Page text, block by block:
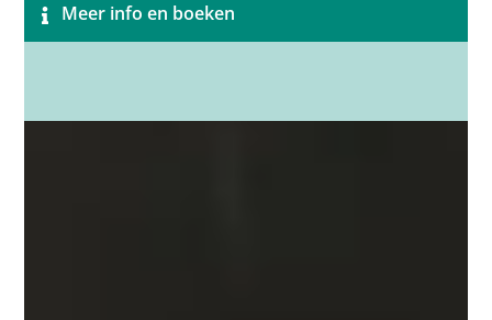
Meer info en boeken